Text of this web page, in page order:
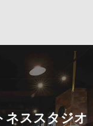
ネススタジオ